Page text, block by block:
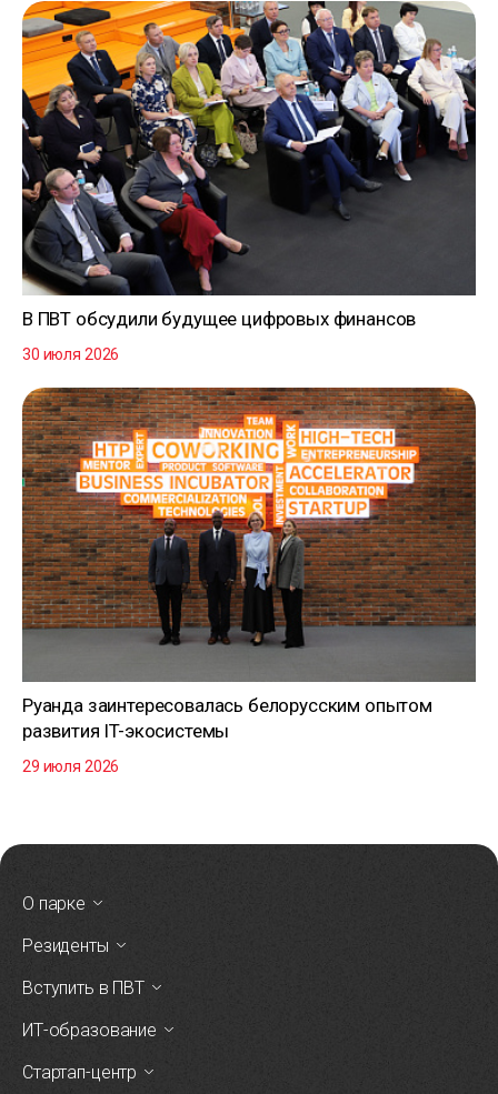
В ПВТ обсудили будущее цифровых финансов
30 июля 2026
Руанда заинтересовалась белорусским опытом
развития IT-экосистемы
29 июля 2026
О парке
Резиденты
Вступить в ПВТ
ИТ-образование
Стартап-центр